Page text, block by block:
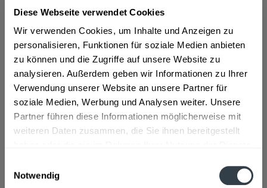
Diese Webseite verwendet Cookies
Wir verwenden Cookies, um Inhalte und Anzeigen zu
personalisieren, Funktionen für soziale Medien anbieten
zu können und die Zugriffe auf unsere Website zu
analysieren. Außerdem geben wir Informationen zu Ihrer
Verwendung unserer Website an unsere Partner für
soziale Medien, Werbung und Analysen weiter. Unsere
Partner führen diese Informationen möglicherweise mit
weiteren Daten zusammen, die Sie ihnen bereitgestellt
Notwendig
MEHRWEG
+3,10 € Pfand
In denWarenkorb
Artikel-Nr.:
23406
Verfügbar in:
Beschreibung
Zutaten und Allergene